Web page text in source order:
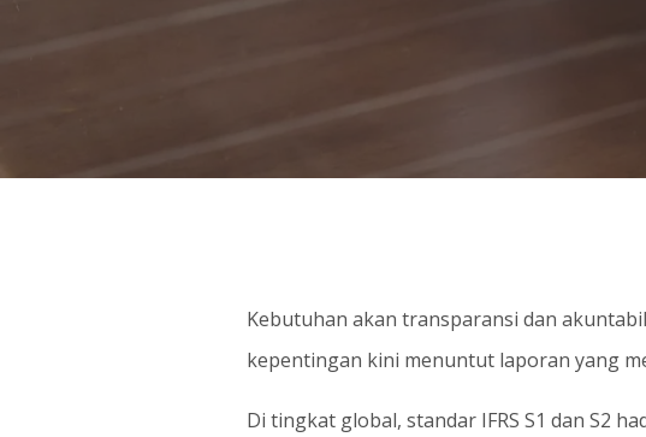
Kebutuhan akan transparansi dan
kepentingan kini menuntut laporan yang
Di tingkat global, standar IFRS S1 dan S2